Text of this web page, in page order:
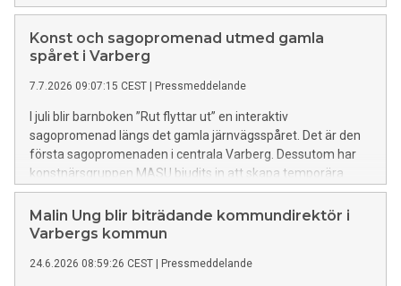
Konst och sagopromenad utmed gamla
spåret i Varberg
7.7.2026 09:07:15 CEST Pressmeddelande
I juli blir barnboken ”Rut flyttar ut” en interaktiv
sagopromenad längs det gamla järnvägsspåret. Det är den
första sagopromenaden i centrala Varberg. Dessutom har
konstnärsgruppen MASU bjudits in att skapa temporära
konstverk utmed promenaden. Det skapar en spännande
promenad med en blandning av konst och saga.
Malin Ung blir biträdande kommundirektör i
Varbergs kommun
24.6.2026 08:59:26 CEST Pressmeddelande